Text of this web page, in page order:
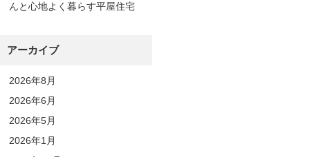
んと心地よく暮らす平屋住宅
アーカイブ
2026年8月
2026年6月
2026年5月
2026年1月